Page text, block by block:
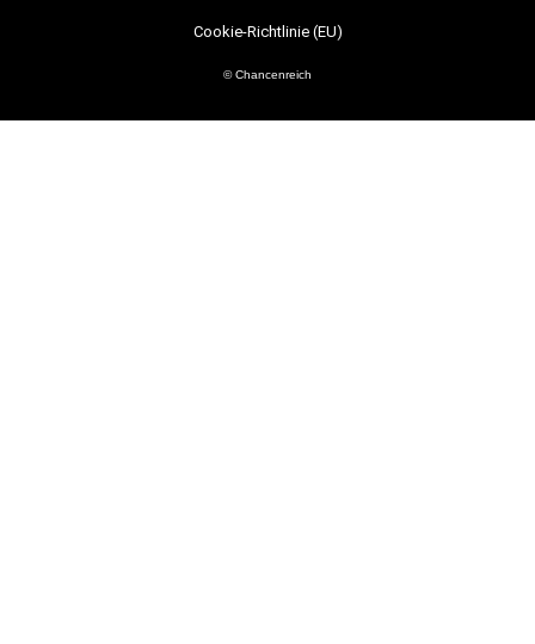
Cookie-Richtlinie (EU)
© Chancenreich